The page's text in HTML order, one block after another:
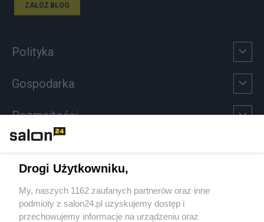
ZAŁÓŻ BLOG
Polityka
Gospodarka
Rozmaitości
Sport
Społeczeństwo
Drogi Użytkowniku,
My, naszych 1162 zaufanych partnerów oraz inne
podmioty z salon24.pl uzyskujemy dostęp i
przechowujemy informacje na urządzeniu oraz